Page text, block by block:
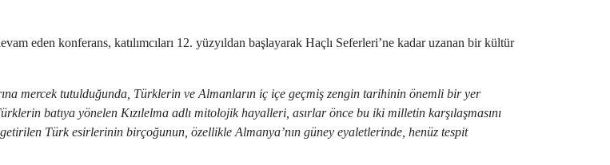
eden konferans, katılımcıları 12. yüzyıldan başlayarak Haçlı Seferleri’ne kadar uzanan bir kültür
mercek tutulduğunda, Türklerin ve Almanların iç içe geçmiş zengin tarihinin önemli bir yer
batıya yönelen Kızılelma adlı mitolojik hayalleri, asırlar önce bu iki milletin karşılaşmasını
Türk esirlerinin birçoğunun, özellikle Almanya’nın güney eyaletlerinde, henüz tespit